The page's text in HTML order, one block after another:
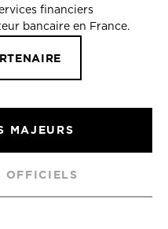
financiers
bancaire en France.
MAJEURS
OFFICIELS